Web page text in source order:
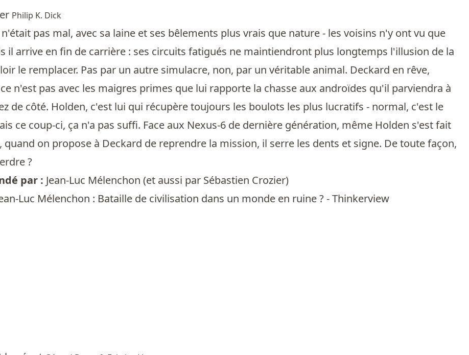
Philip K. Dick
pas mal, avec sa laine et ses bêlements plus vrais que nature - les voisins n'y ont vu que
il arrive en fin de carrière : ses circuits fatigués ne maintiendront plus longtemps l'illusion de la
le remplacer. Pas par un autre simulacre, non, par un véritable animal. Deckard en rêve,
n'est pas avec les maigres primes que lui rapporte la chasse aux androïdes qu'il parviendra à
de côté. Holden, c'est lui qui récupère toujours les boulots les plus lucratifs - normal, c'est le
ce coup-ci, ça n'a pas suffi. Face aux Nexus-6 de dernière génération, même Holden s'est fait
quand on propose à Deckard de reprendre la mission, il serre les dents et signe. De toute façon,
?
par : Jean-Luc Mélenchon (et aussi par Sébastien Crozier)
Luc Mélenchon : Bataille de civilisation dans un monde en ruine ? - Thinkerview